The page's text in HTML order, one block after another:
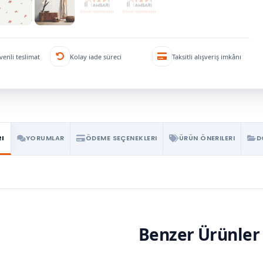
teslimat Kolay iade süreci Taksitli alışveriş imkânı
YORUMLAR ÖDEME SEÇENEKLERI ÜRÜN ÖNERILERI
Benzer Ürünler